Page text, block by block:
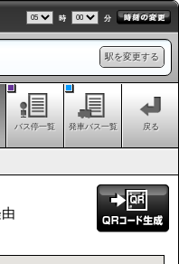
時 分
駅を変更する
バス停一覧 発車バス一覧 戻る